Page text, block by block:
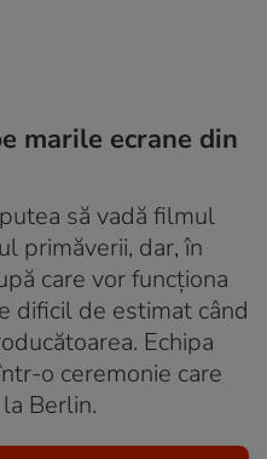
marile ecrane din
să vadă filmul
primăverii, dar, în
care vor funcționa
dificil de estimat când
Echipa
o ceremonie care
Berlin.